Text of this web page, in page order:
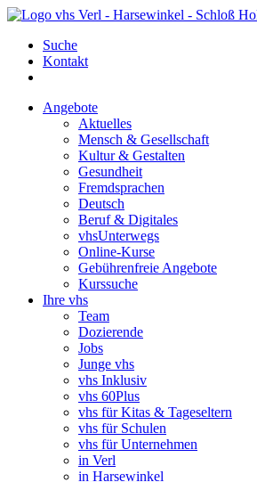
Suche
Kontakt
Angebote
Aktuelles
Mensch & Gesellschaft
Kultur & Gestalten
Gesundheit
Fremdsprachen
Deutsch
Beruf & Digitales
vhsUnterwegs
Online-Kurse
Gebührenfreie Angebote
Kurssuche
Ihre vhs
Team
Dozierende
Jobs
Junge vhs
vhs Inklusiv
vhs 60Plus
vhs für Kitas & Tageseltern
vhs für Schulen
vhs für Unternehmen
in Verl
in Harsewinkel